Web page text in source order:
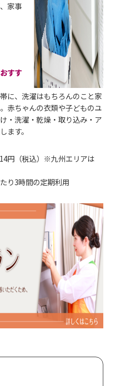
家事
すす
に、洗濯はもちろんのこと家
赤ちゃんの衣類や子どものユ
・洗濯・乾燥・取り込み・ア
ます。
円（税込）※九州エリアは
り3時間の定期利用